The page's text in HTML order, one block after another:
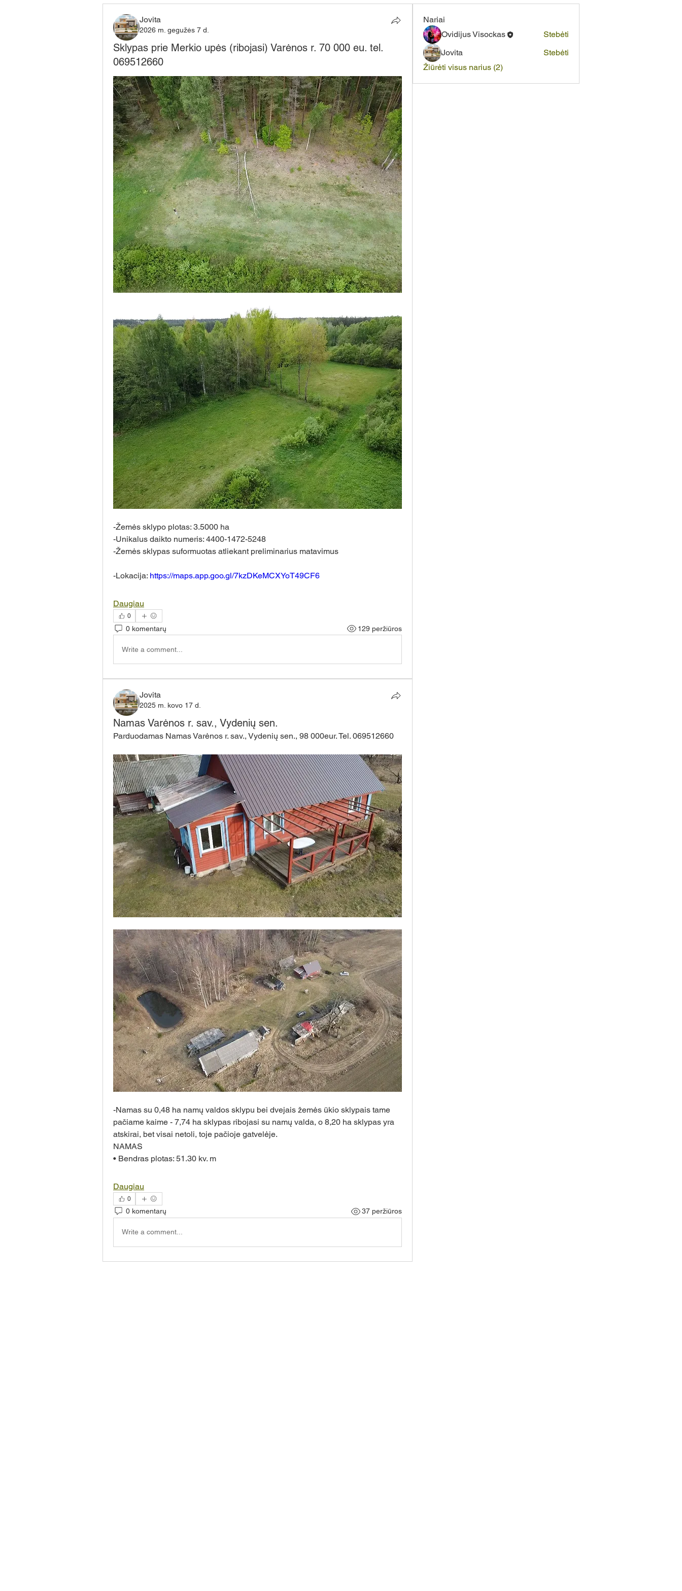
Jovita
2026 m. gegužės 7 d.
Sklypas prie Merkio upės (ribojasi) Varėnos r. 70 000 eu. tel.
069512660
-Žemės sklypo plotas: 3.5000 ha
-Unikalus daikto numeris: 4400-1472-5248
-Žemės sklypas suformuotas atliekant preliminarius matavimus
-Lokacija: https://maps.app.goo.gl/7kzDKeMCXYoT49CF6
Daugiau
0
0 komentarų 129 peržiūros
Write a comment...
Jovita
2025 m. kovo 17 d.
Namas Varėnos r. sav., Vydenių sen.
Parduodamas Namas Varėnos r. sav., Vydenių sen., 98 000eur. Tel. 069512660
-Namas su 0,48 ha namų valdos sklypu bei dvejais žemės ūkio sklypais tame
pačiame kaime - 7,74 ha sklypas ribojasi su namų valda, o 8,20 ha sklypas yra
atskirai, bet visai netoli, toje pačioje gatvelėje.
NAMAS
• Bendras plotas: 51.30 kv. m
Daugiau
0
0 komentarų 37 peržiūros
Write a comment...
Nariai
Ovidijus Visockas
Stebėti
Jovita
Stebėti
Žiūrėti visus narius (2)